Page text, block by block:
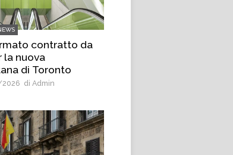
contratto da
la nuova
di Toronto
di Admin